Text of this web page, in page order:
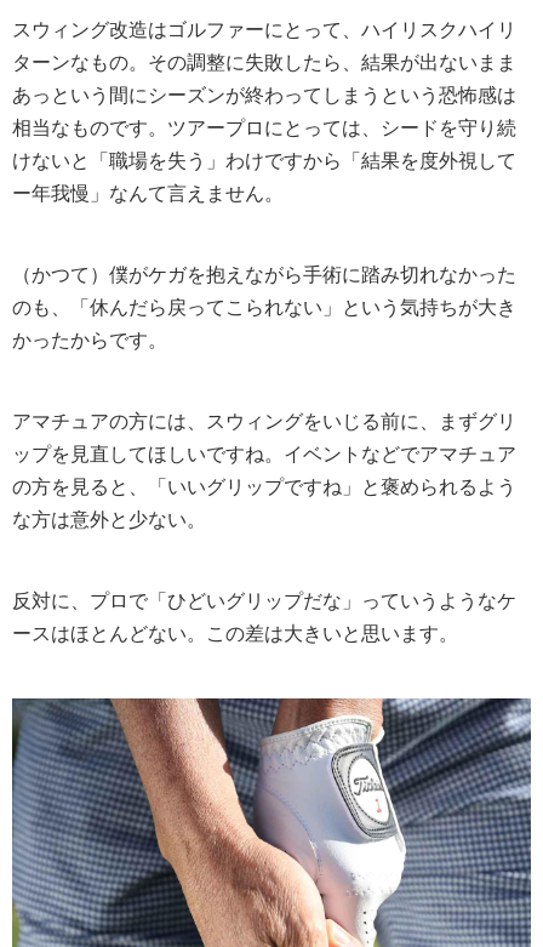
スウィング改造はゴルファーにとって、ハイリスクハイリ
ターンなもの。その調整に失敗したら、結果が出ないまま
あっという間にシーズンが終わってしまうという恐怖感は
相当なものです。ツアープロにとっては、シードを守り続
けないと「職場を失う」わけですから「結果を度外視して
ー年我慢」なんて言えません。
（かつて）僕がケガを抱えながら手術に踏み切れなかった
のも、「休んだら戻ってこられない」という気持ちが大き
かったからです。
アマチュアの方には、スウィングをいじる前に、まずグリ
ップを見直してほしいですね。イベントなどでアマチュア
の方を見ると、「いいグリップですね」と褒められるよう
な方は意外と少ない。
反対に、プロで「ひどいグリップだな」っていうようなケ
ースはほとんどない。この差は大きいと思います。